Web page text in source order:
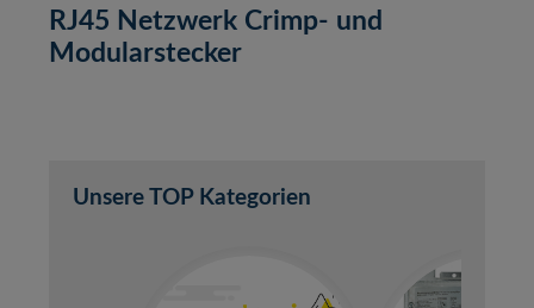
RJ45 Netzwerk Crimp- und
Modularstecker
Unsere TOP Kategorien